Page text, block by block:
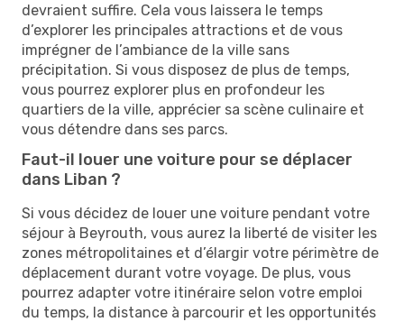
devraient suffire. Cela vous laissera le temps
d’explorer les principales attractions et de vous
imprégner de l’ambiance de la ville sans
précipitation. Si vous disposez de plus de temps,
vous pourrez explorer plus en profondeur les
quartiers de la ville, apprécier sa scène culinaire et
vous détendre dans ses parcs.
Faut-il louer une voiture pour se déplacer
dans Liban ?
Si vous décidez de louer une voiture pendant votre
séjour à Beyrouth, vous aurez la liberté de visiter les
zones métropolitaines et d’élargir votre périmètre de
déplacement durant votre voyage. De plus, vous
pourrez adapter votre itinéraire selon votre emploi
du temps, la distance à parcourir et les opportunités